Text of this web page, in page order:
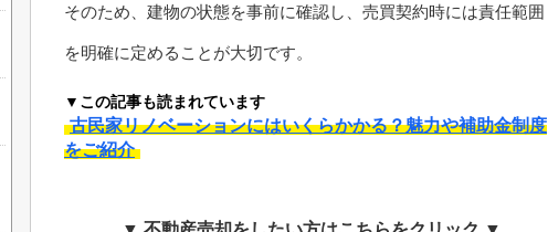
そのため、建物の状態を事前に確認し、売買契約時には責任範囲
を明確に定めることが大切です。
▼この記事も読まれています
古民家リノベーションにはいくらかかる？魅力や補助金制度
をご紹介